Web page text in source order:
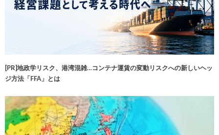
[PR]地政学リスク、港湾混雑…コンテナ運賃の変動リスクへの新しいヘッ
ジ方法「FFA」とは